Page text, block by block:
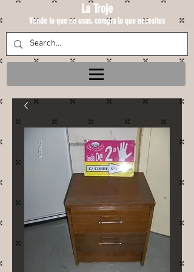
La Troje
Vende lo que no usas, compra lo que necesites